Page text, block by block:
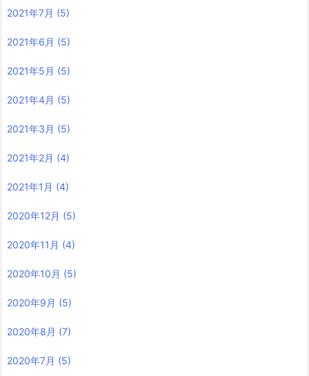
2021年7月 (5)
2021年6月 (5)
2021年5月 (5)
2021年4月 (5)
2021年3月 (5)
2021年2月 (4)
2021年1月 (4)
2020年12月 (5)
2020年11月 (4)
2020年10月 (5)
2020年9月 (5)
2020年8月 (7)
2020年7月 (5)